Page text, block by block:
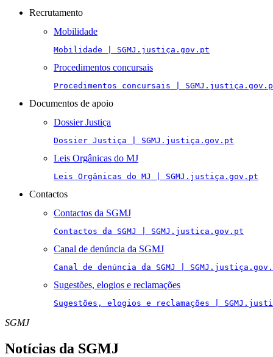
Recrutamento
Mobilidade
Mobilidade | SGMJ.justiça.gov.pt
Procedimentos concursais
Procedimentos concursais |
Documentos de apoio
Dossier Justiça
Dossier Justiça | SGMJ.justiça.gov.pt
Leis Orgânicas do MJ
Leis Orgânicas do MJ | SGMJ.justiça.gov.pt
Contactos
Contactos da SGMJ
Contactos da SGMJ | SGMJ.justica.gov.pt
Canal de denúncia da SGMJ
Canal de denúncia da SGMJ |
Sugestões, elogios e reclamações
Sugestões, elogios e reclamações |
SGMJ
Notícias da SGMJ